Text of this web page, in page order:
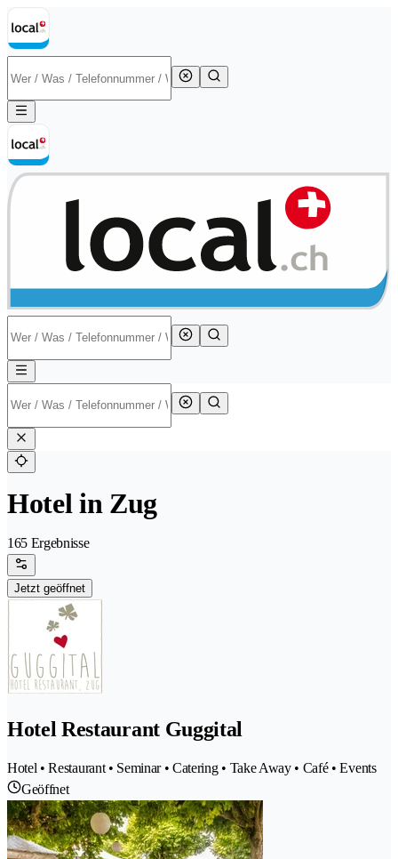
Hotel in Zug
165 Ergebnisse
Jetzt geöffnet
Hotel Restaurant Guggital
Hotel • Restaurant • Seminar • Catering • Take Away • Café • Events
Geöffnet